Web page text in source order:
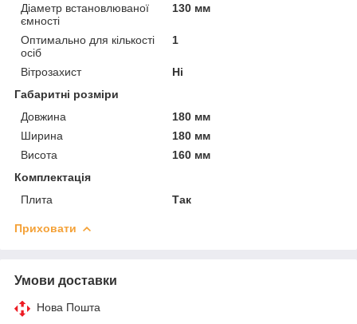
Діаметр встановлюваної
ємності
130 мм
Оптимально для кількості
осіб
1
Вітрозахист
Ні
Габаритні розміри
Довжина
180 мм
Ширина
180 мм
Висота
160 мм
Комплектація
Плита
Так
Приховати
Умови доставки
Нова Пошта